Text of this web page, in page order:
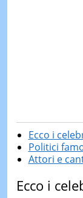
Ecco i
Politici
Attori e
Ecco i